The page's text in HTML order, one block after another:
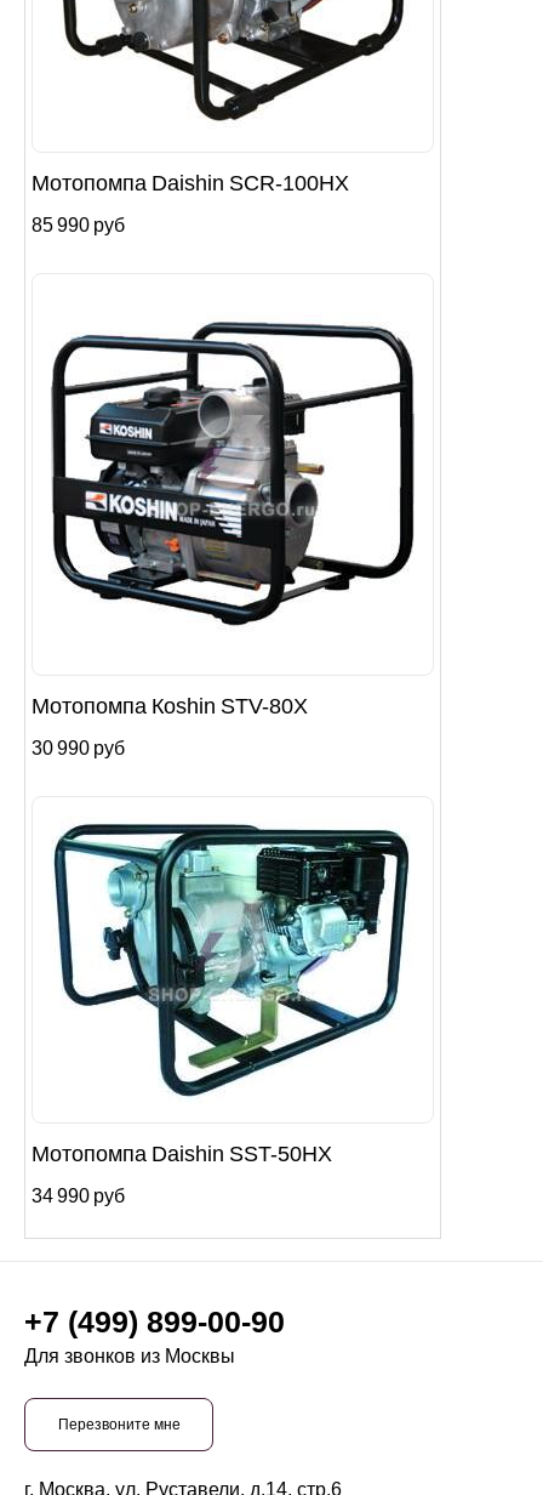
Мотопомпа Daishin SCR-100HX
85 990 руб
Мотопомпа Кoshin STV-80X
30 990 руб
Мотопомпа Daishin SST-50HX
34 990 руб
+7 (499) 899-00-90
Для звонков из Москвы
Перезвоните мне
г. Москва, ул. Руставели, д.14, стр.6